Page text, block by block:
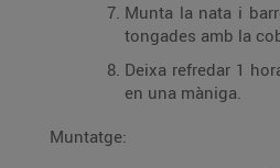
Munta la nata i
tongades amb la
Deixa refredar 1
en una màniga.
Muntatge: